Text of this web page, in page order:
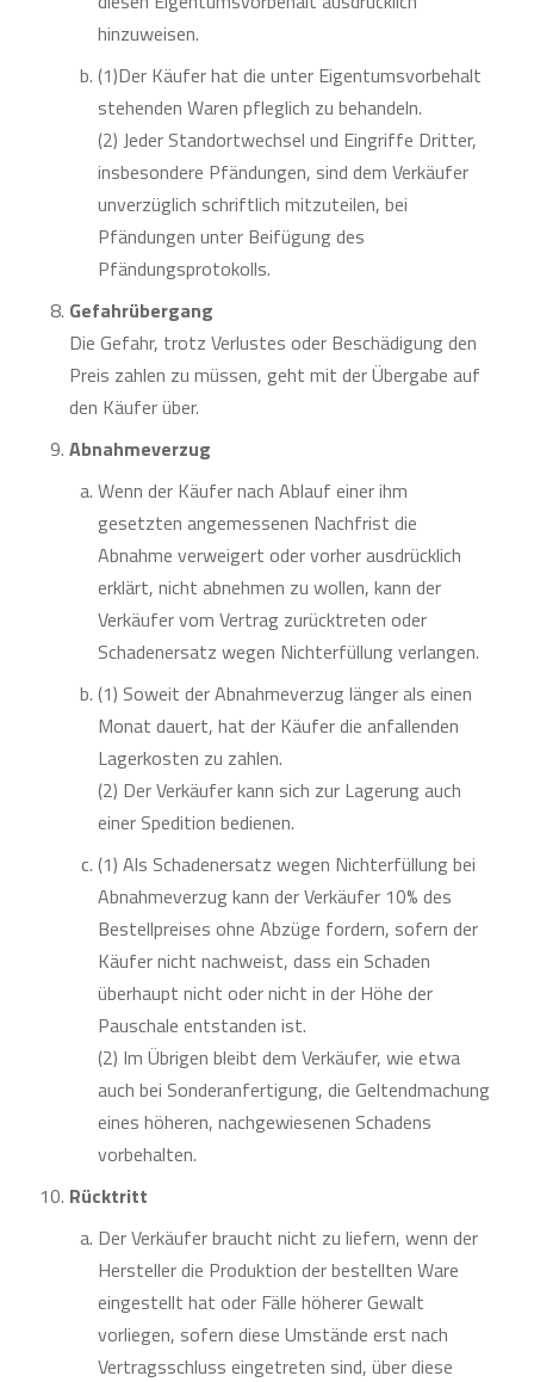
hinzuweisen.
(1)Der Käufer hat die unter Eigentumsvorbehalt
stehenden Waren pfleglich zu behandeln.
(2) Jeder Standortwechsel und Eingriffe Dritter,
insbesondere Pfändungen, sind dem Verkäufer
unverzüglich schriftlich mitzuteilen, bei
Pfändungen unter Beifügung des
Pfändungsprotokolls.
Gefahrübergang
Die Gefahr, trotz Verlustes oder Beschädigung den
Preis zahlen zu müssen, geht mit der Übergabe auf
den Käufer über.
Abnahmeverzug
Wenn der Käufer nach Ablauf einer ihm
gesetzten angemessenen Nachfrist die
Abnahme verweigert oder vorher ausdrücklich
erklärt, nicht abnehmen zu wollen, kann der
Verkäufer vom Vertrag zurücktreten oder
Schadenersatz wegen Nichterfüllung verlangen.
(1) Soweit der Abnahmeverzug länger als einen
Monat dauert, hat der Käufer die anfallenden
Lagerkosten zu zahlen.
(2) Der Verkäufer kann sich zur Lagerung auch
einer Spedition bedienen.
(1) Als Schadenersatz wegen Nichterfüllung bei
Abnahmeverzug kann der Verkäufer 10% des
Bestellpreises ohne Abzüge fordern, sofern der
Käufer nicht nachweist, dass ein Schaden
überhaupt nicht oder nicht in der Höhe der
Pauschale entstanden ist.
(2) Im Übrigen bleibt dem Verkäufer, wie etwa
auch bei Sonderanfertigung, die Geltendmachung
eines höheren, nachgewiesenen Schadens
vorbehalten.
Rücktritt
Der Verkäufer braucht nicht zu liefern, wenn der
Hersteller die Produktion der bestellten Ware
eingestellt hat oder Fälle höherer Gewalt
vorliegen, sofern diese Umstände erst nach
Vertragsschluss eingetreten sind, über diese